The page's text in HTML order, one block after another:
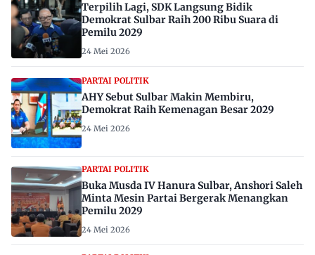
Terpilih Lagi, SDK Langsung Bidik
Demokrat Sulbar Raih 200 Ribu Suara di
Pemilu 2029
24 Mei 2026
PARTAI POLITIK
AHY Sebut Sulbar Makin Membiru,
Demokrat Raih Kemenagan Besar 2029
24 Mei 2026
PARTAI POLITIK
Buka Musda IV Hanura Sulbar, Anshori Saleh
Minta Mesin Partai Bergerak Menangkan
Pemilu 2029
24 Mei 2026